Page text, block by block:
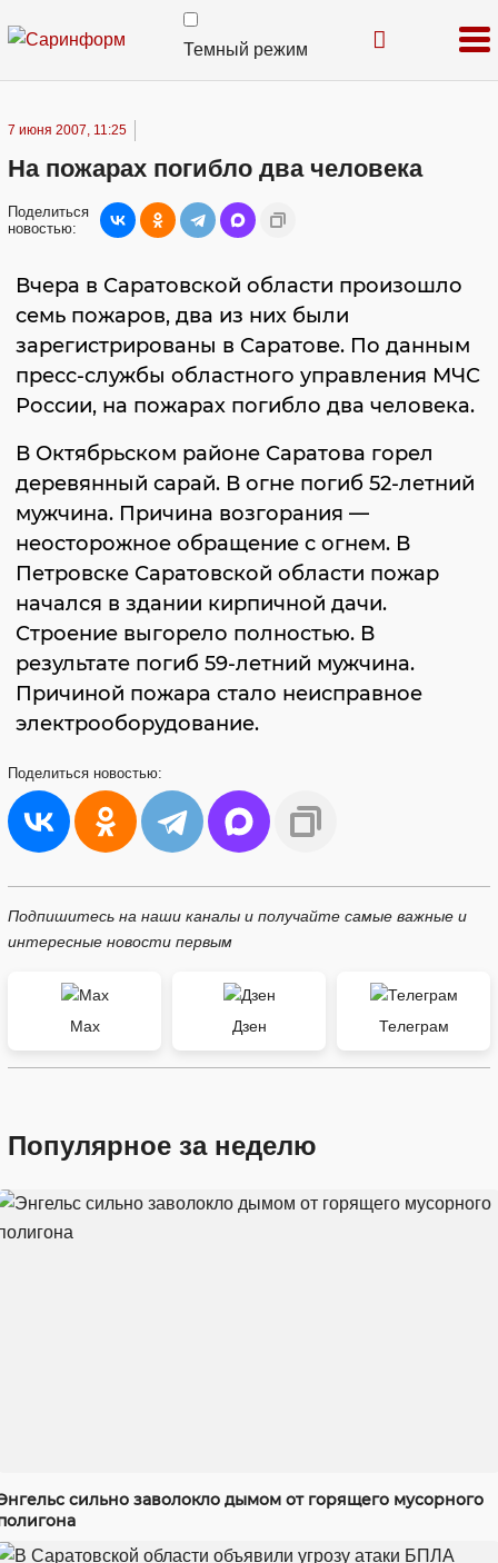
Темный режим
7 июня 2007, 11:25
На пожарах погибло два человека
Поделиться
новостью:
Вчера в Саратовской области произошло
семь пожаров, два из них были
зарегистрированы в Саратове. По данным
пресс-службы областного управления МЧС
России, на пожарах погибло два человека.
В Октябрьском районе Саратова горел
деревянный сарай. В огне погиб 52-летний
мужчина. Причина возгорания —
неосторожное обращение с огнем. В
Петровске Саратовской области пожар
начался в здании кирпичной дачи.
Строение выгорело полностью. В
результате погиб 59-летний мужчина.
Причиной пожара стало неисправное
электрооборудование.
Поделиться новостью:
Подпишитесь на наши каналы и получайте самые важные и
интересные новости первым
Max Дзен Телеграм
Популярное за неделю
сильно заволокло дымом от горящего мусорного